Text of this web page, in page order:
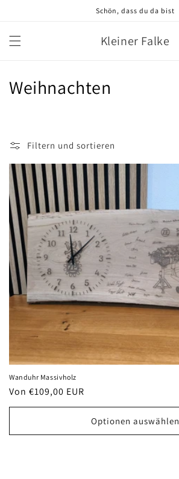
Schön, dass du da bist
Kleiner Falke
K
e
g
o
r
i
e
:
Weihnachten
Filtern und sortieren
Wanduhr Massivholz
Normaler
Preis
Von €109,00 EUR
Optionen auswählen